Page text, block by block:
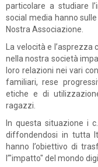
particolare a studiare
social media hanno
Nostra Associazione.
La velocità e l’asprezza
nella nostra società
loro relazioni nei vari
familiari, rese
etiche e di
ragazzi.
In questa situazione i
diffondendosi in tutta
hanno l’obiettivo di
l’"impatto" del mondo